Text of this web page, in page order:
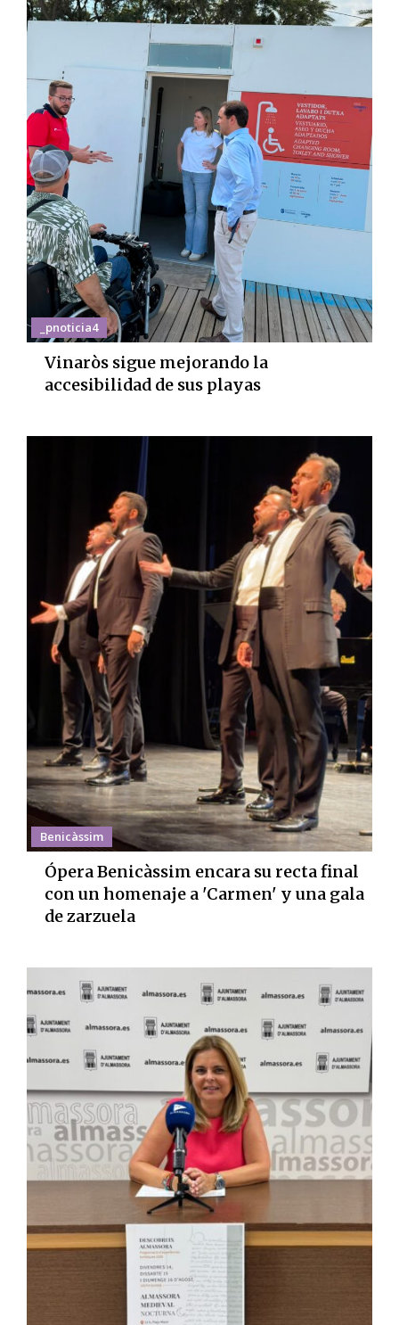
_pnoticia4
Vinaròs sigue mejorando la
accesibilidad de sus playas
Benicàssim
Ópera Benicàssim encara su recta final
con un homenaje a 'Carmen' y una gala
de zarzuela